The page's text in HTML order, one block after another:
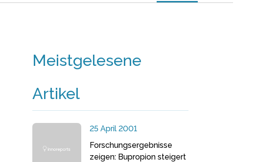
Meistgelesene
Artikel
25 April 2001
Forschungsergebnisse
zeigen: Bupropion steigert